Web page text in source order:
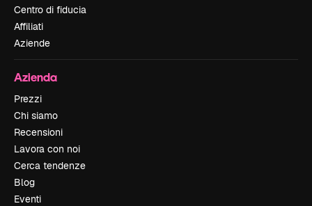
Centro di fiducia
Affiliati
Aziende
Azienda
Prezzi
Chi siamo
Recensioni
Lavora con noi
Cerca tendenze
Blog
Eventi